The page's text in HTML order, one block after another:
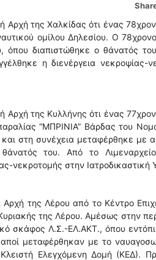
Αρχή της Χαλκίδας ότι ένας
ομίλου Δηλεσίου. Ο
διαπιστώθηκε ο θάνατός
η διενέργεια νεκροψίας-
Αρχή της Κυλλήνης ότι ένας
“ΜΠΡΙΝΙΑ” Βάρδας του
στη συνέχεια μεταφέρθηκε με
του. Από το
νεκροτομής στην
της Λέρου από το Κέντρο
της Λέρου. Αμέσως στην
σκάφος Λ.Σ.-ΕΛ.ΑΚΤ., όπου
μεταφέρθηκαν με το
Ελεγχόμενη Δομή (ΚΕΔ).